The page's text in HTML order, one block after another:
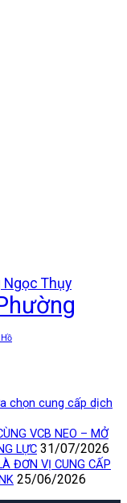
Ngọc Thụy
chọn cung cấp dịch
VCB NEO – MỞ
LỰC 31/07/2026
ĐƠN VỊ CUNG CẤP
25/06/2026